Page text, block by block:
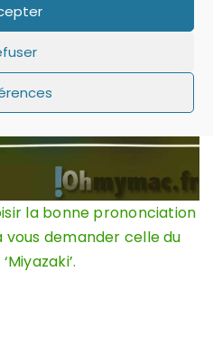
la bonne prononciation
vous demander celle du